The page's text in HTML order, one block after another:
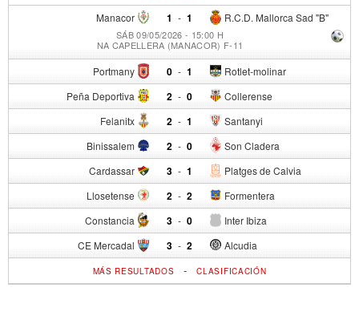
Manacor 1 - R.C.D. Mallorca Sad "B"
1
SÁB 09/05/2026 - 15:00 H
NA CAPELLERA (MANACOR) F-11
Portmany 0 - Rotlet-molinar
1
Peña Deportiva 2 - Collerense
0
Felanitx 2 - Santanyi
1
Binissalem 2 - Son Cladera
0
Cardassar 3 - Platges de Calvia
1
Llosetense 2 - Formentera
2
Constancia 3 - Inter Ibiza
0
CE Mercadal 3 - Alcudia
2
MÁS RESULTADOS -CLASIFICACIÓN